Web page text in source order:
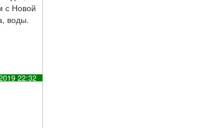
с Новой
воды.
22:32